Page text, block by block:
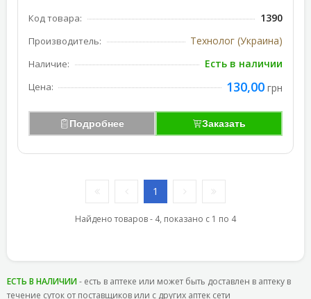
Код товара: 1390
Производитель: Технолог (Украина)
Наличие: Есть в наличии
Цена: 130,00 грн
Подробнее Заказать
1
Найдено товаров - 4, показано с 1 по 4
ЕСТЬ В НАЛИЧИИ- есть в аптеке или может быть доставлен в аптеку в
течение суток от поставщиков или с других аптек сети